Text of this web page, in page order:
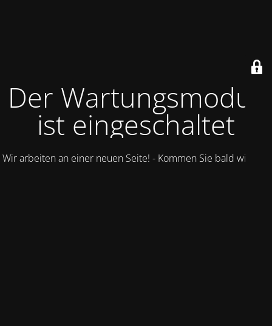
Der Wartungsmodus
ist eingeschaltet
Wir arbeiten an einer neuen Seite! - Kommen Sie bald wieder.